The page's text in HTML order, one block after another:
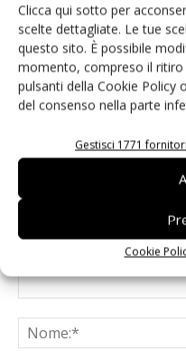
Clicca qui sotto per
scelte dettagliate. Le tue
questo sito. È possibile
momento, compreso il
pulsanti della Cookie Policy
del consenso nella parte
Gestisci 1771 fornitori
Cookie